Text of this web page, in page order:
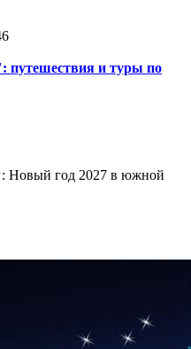
путешествия и туры по
год 2027 в южной